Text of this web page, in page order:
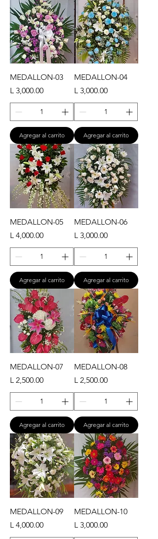
MEDALLON-03
Precio
L 3,000.00
Agregar al carrito
MEDALLON-04
Precio
L 3,000.00
Agregar al carrito
MEDALLON-05
Precio
L 4,000.00
Agregar al carrito
MEDALLON-06
Precio
L 3,000.00
Agregar al carrito
MEDALLON-07
Precio
L 2,500.00
Agregar al carrito
MEDALLON-08
Precio
L 2,500.00
Agregar al carrito
MEDALLON-09
Precio
L 4,000.00
MEDALLON-10
Precio
L 3,000.00